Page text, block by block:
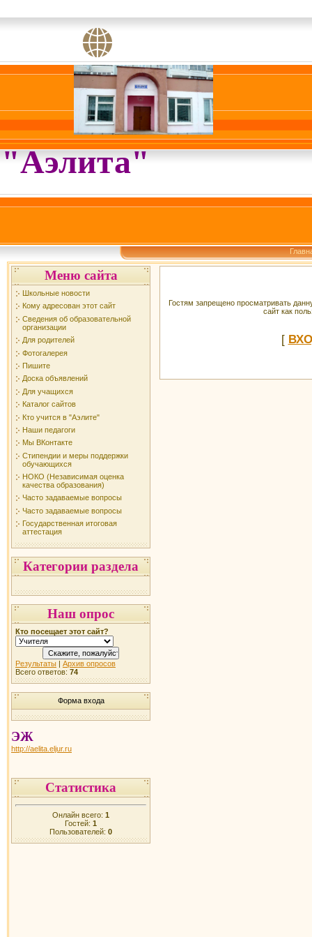
"Аэлита"
Меню сайта
Школьные новости
Кому адресован этот сайт
Сведения об образовательной
организации
Для родителей
Фотогалерея
Пишите
Доска объявлений
Для учащихся
Каталог сайтов
Кто учится в "Аэлите"
Наши педагоги
Мы ВКонтакте
Стипендии и меры поддержки
обучающихся
НОКО (Независимая оценка
качества образования)
Часто задаваемые вопросы
Часто задаваемые вопросы
Государственная итоговая
аттестация
Категории раздела
Наш опрос
Кто посещает этот сайт?
Результаты | Архив опросов
Всего ответов: 74
Форма входа
ЭЖ
http://aelita.eljur.ru
Статистика
Онлайн всего: 1
Гостей: 1
Пользователей: 0
Гостям запрещено просматривать
сайт как
[